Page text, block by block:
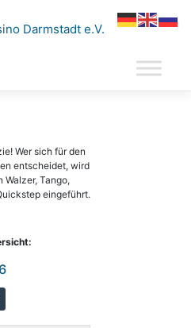
Darmstadt e.V.
Wer sich für den
entscheidet, wird
Walzer, Tango,
eingeführt.